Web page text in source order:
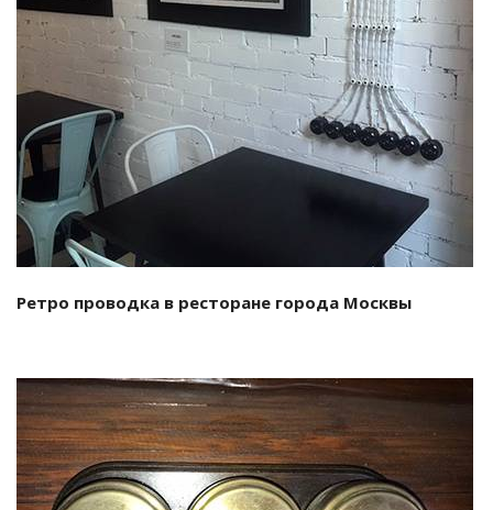
Смотреть проект
Ретро проводка в ресторане города Москвы